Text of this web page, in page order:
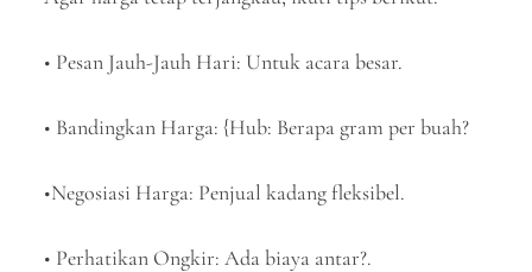
• Pesan Jauh-Jauh Hari: Untuk acara besar.
• Bandingkan Harga: {Hub: Berapa gram per buah?
•Negosiasi Harga: Penjual kadang fleksibel.
• Perhatikan Ongkir: Ada biaya antar?.